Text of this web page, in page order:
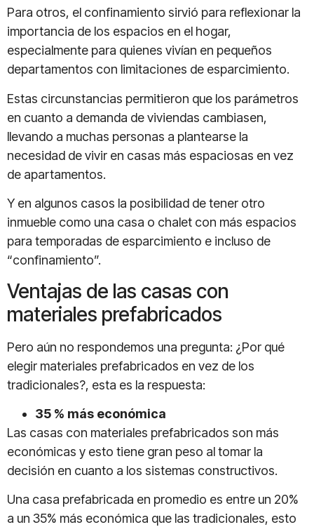
Para otros, el confinamiento sirvió para reflexionar la
importancia de los espacios en el hogar,
especialmente para quienes vivían en pequeños
departamentos con limitaciones de esparcimiento.
Estas circunstancias permitieron que los parámetros
en cuanto a demanda de viviendas cambiasen,
llevando a muchas personas a plantearse la
necesidad de vivir en casas más espaciosas en vez
de apartamentos.
Y en algunos casos la posibilidad de tener otro
inmueble como una casa o chalet con más espacios
para temporadas de esparcimiento e incluso de
“confinamiento”.
Ventajas de las casas con
materiales prefabricados
Pero aún no respondemos una pregunta: ¿Por qué
elegir materiales prefabricados en vez de los
tradicionales?, esta es la respuesta:
35 % más económica
Las casas con materiales prefabricados son más
económicas y esto tiene gran peso al tomar la
decisión en cuanto a los sistemas constructivos.
Una casa prefabricada en promedio es entre un 20%
a un 35% más económica que las tradicionales, esto